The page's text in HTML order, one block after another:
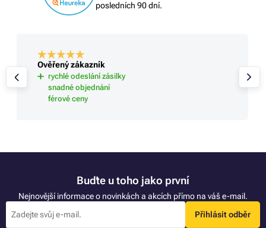
posledních 90 dní.
Ověřený zákazník
rychlé odeslání zásilky
snadné objednání
férové ceny
Buďte u toho jako první
Nejnovější informace o novinkách a akcích přímo na váš e-mail.
Přihlásit odběr